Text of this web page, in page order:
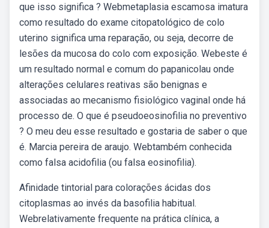
que isso significa ? Webmetaplasia escamosa imatura
como resultado do exame citopatológico de colo
uterino significa uma reparação, ou seja, decorre de
lesões da mucosa do colo com exposição. Webeste é
um resultado normal e comum do papanicolau onde
alterações celulares reativas são benignas e
associadas ao mecanismo fisiológico vaginal onde há
processo de. O que é pseudoeosinofilia no preventivo
? O meu deu esse resultado e gostaria de saber o que
é. Marcia pereira de araujo. Webtambém conhecida
como falsa acidofilia (ou falsa eosinofilia).
Afinidade tintorial para colorações ácidas dos
citoplasmas ao invés da basofilia habitual.
Webrelativamente frequente na prática clínica, a